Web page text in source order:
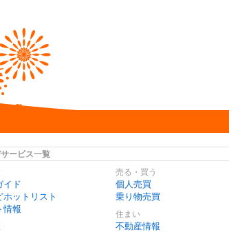
ービス一覧
イド
ホットリスト
情報
売る・買う
個人売買
乗り物売買
住まい
不動産情報